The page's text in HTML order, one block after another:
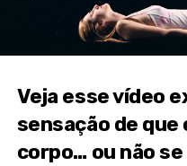
Veja esse vídeo
sensação de
corpo… ou não